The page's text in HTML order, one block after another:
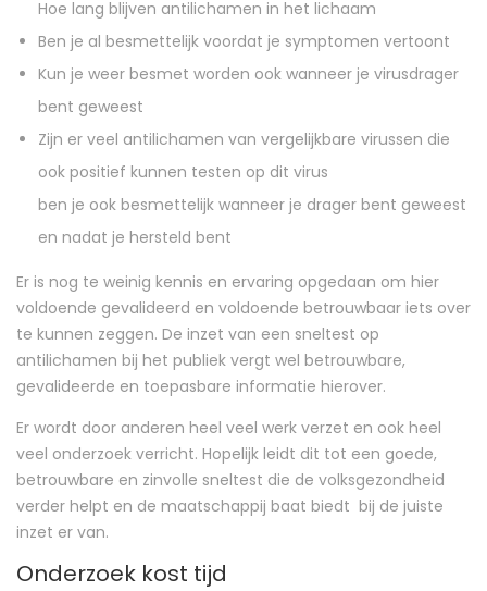
Hoe lang blijven antilichamen in het lichaam
Ben je al besmettelijk voordat je symptomen vertoont
Kun je weer besmet worden ook wanneer je virusdrager
bent geweest
Zijn er veel antilichamen van vergelijkbare virussen die
ook positief kunnen testen op dit virus
ben je ook besmettelijk wanneer je drager bent geweest
en nadat je hersteld bent
Er is nog te weinig kennis en ervaring opgedaan om hier
voldoende gevalideerd en voldoende betrouwbaar iets over
te kunnen zeggen. De inzet van een sneltest op
antilichamen bij het publiek vergt wel betrouwbare,
gevalideerde en toepasbare informatie hierover.
Er wordt door anderen heel veel werk verzet en ook heel
veel onderzoek verricht. Hopelijk leidt dit tot een goede,
betrouwbare en zinvolle sneltest die de volksgezondheid
verder helpt en de maatschappij baat biedt bij de juiste
inzet er van.
Onderzoek kost tijd